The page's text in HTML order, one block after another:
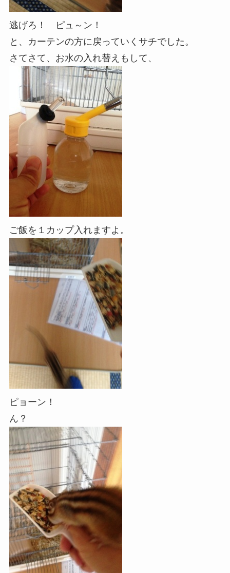
逃げろ！ ピュ～ン！
と、カーテンの方に戻っていくサチでした。
さてさて、お水の入れ替えもして、
ご飯を１カップ入れますよ。
ピョーン！
ん？